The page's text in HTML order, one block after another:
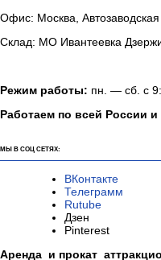
Офис: Москва,
Склад: МО Ивантеевка
Режим работы: пн. — сб. с
Работаем по всей России
МЫ В СОЦ СЕТЯХ:
ВКонтакте
Телеграмм
Rutube
Дзен
Pinterest
Аренда и прокат